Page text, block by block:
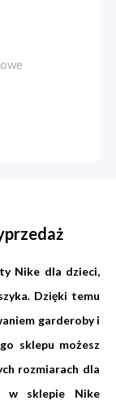
Nike dla dzieci,
Dzięki temu
garderoby i
sklepu możesz
rozmiarach dla
w sklepie Nike